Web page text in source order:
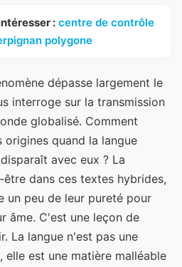
: centre de contrôle
polygone
dépasse largement le
interroge sur la transmission
globalisé. Comment
quand la langue
avec eux ? La
dans ces textes hybrides,
un peu de leur pureté pour
âme. C'est une leçon de
La langue n'est pas une
elle est une matière malléable